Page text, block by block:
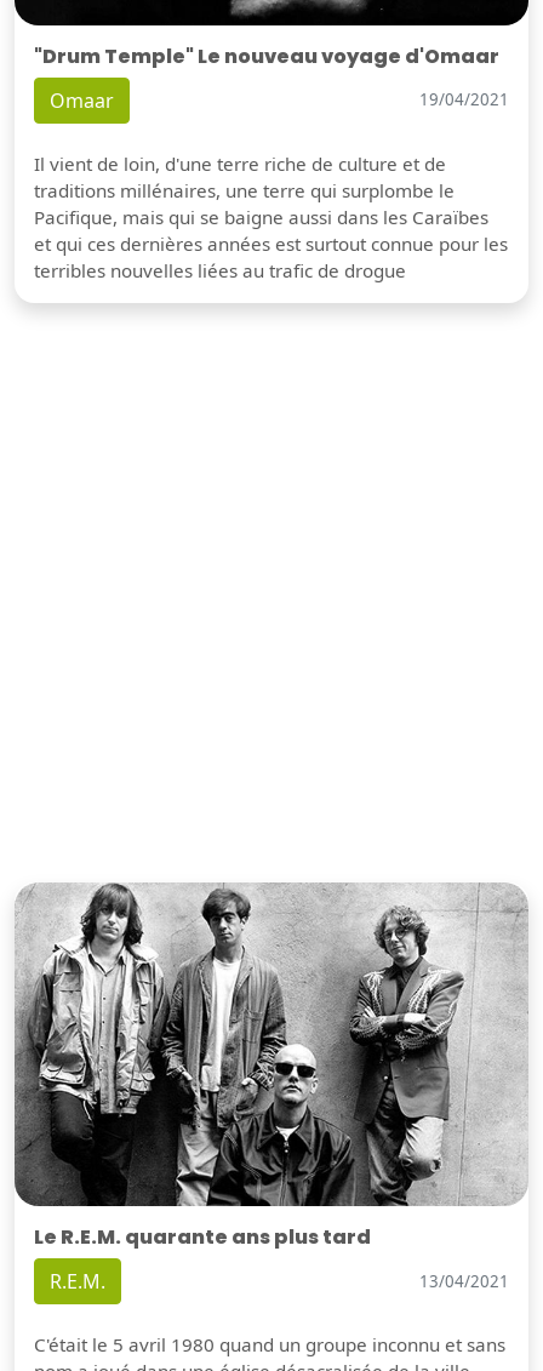
"Drum Temple" Le nouveau voyage d'Omaar
Omaar 19/04/2021
Il vient de loin, d'une terre riche de culture et de
traditions millénaires, une terre qui surplombe le
Pacifique, mais qui se baigne aussi dans les Caraïbes
et qui ces dernières années est surtout connue pour les
terribles nouvelles liées au trafic de drogue
Le R.E.M. quarante ans plus tard
R.E.M. 13/04/2021
C'était le 5 avril 1980 quand un groupe inconnu et sans